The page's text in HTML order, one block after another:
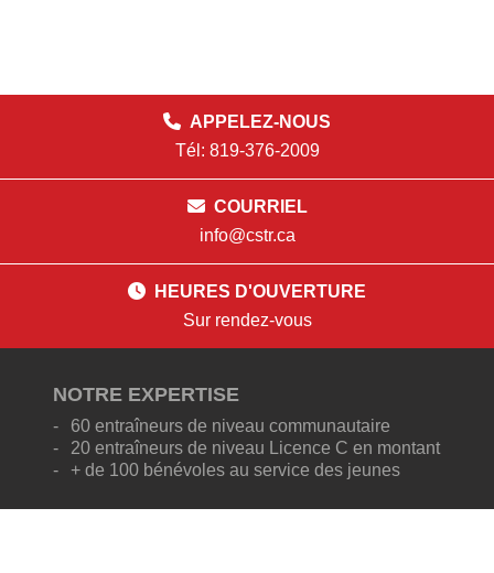
APPELEZ-NOUS
Tél: 819-376-2009
COURRIEL
info@cstr.ca
HEURES D'OUVERTURE
Sur rendez-vous
NOTRE EXPERTISE
60 entraîneurs de niveau communautaire
20 entraîneurs de niveau Licence C en montant
+ de 100 bénévoles au service des jeunes